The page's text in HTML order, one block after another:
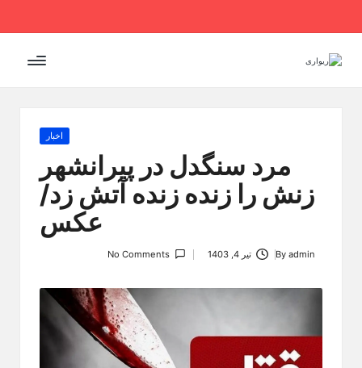
Skip
content
Posted
اخبار
مرد سنگدل در پیرانشهر
زنش را زنده زنده آتش زد/
عکس
Byadmin تیر 4, 1403 No Comments